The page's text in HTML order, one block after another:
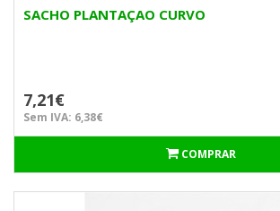
SACHO PLANTAÇAO CURVO
7,21€
Sem IVA: 6,38€
COMPRAR